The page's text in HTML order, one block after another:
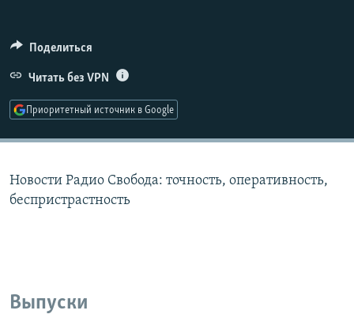
ПОДПИШИТЕСЬ НА РАССЫЛКУ
СОЦИАЛЬНЫЕ СЕТИ
Поделиться
Читать без VPN
Приоритетный источник в Google
Новости Радио Свобода: точность, оперативность,
беспристрастность
Выпуски